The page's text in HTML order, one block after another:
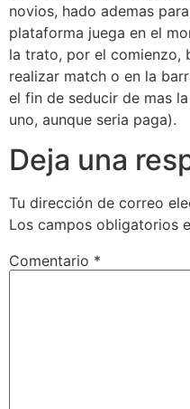
novios, hado ademas
plataforma juega en el
la trato, por el comienzo,
realizar match o en la
el fin de seducir de mas
uno, aunque seri­a paga).
Deja una
Tu dirección de correo
Los campos obligatorios
Comentario *